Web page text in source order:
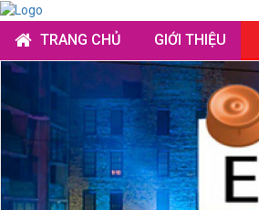
TRANG CHỦ GIỚI THIỆU
Previous